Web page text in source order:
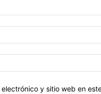
y sitio web en